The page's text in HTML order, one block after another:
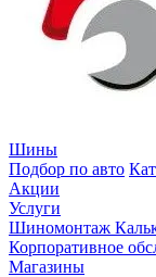
Шины
Подбор по авто
Акции
Услуги
Шиномонтаж
Корпоративное
Магазины